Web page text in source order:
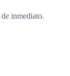
de inmediato.